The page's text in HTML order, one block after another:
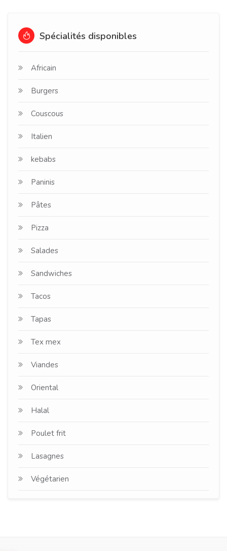
Spécialités disponibles
Africain
Burgers
Couscous
Italien
kebabs
Paninis
Pâtes
Pizza
Salades
Sandwiches
Tacos
Tapas
Tex mex
Viandes
Oriental
Halal
Poulet frit
Lasagnes
Végétarien